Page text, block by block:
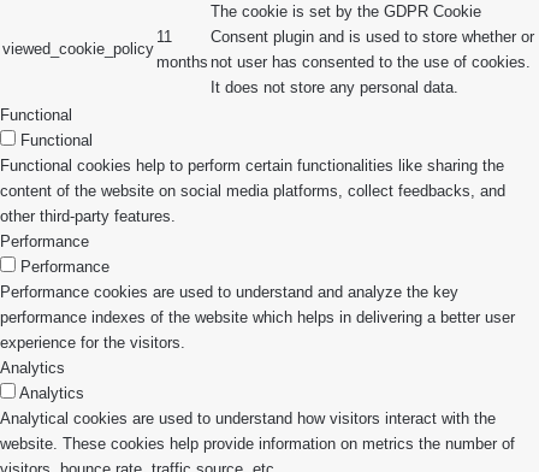
viewed_cookie_policy
11
months
The cookie is set by the GDPR Cookie
Consent plugin and is used to store whether or
not user has consented to the use of cookies.
It does not store any personal data.
Functional
Functional
Functional cookies help to perform certain functionalities like sharing the
content of the website on social media platforms, collect feedbacks, and
other third-party features.
Performance
Performance
Performance cookies are used to understand and analyze the key
performance indexes of the website which helps in delivering a better user
experience for the visitors.
Analytics
Analytics
Analytical cookies are used to understand how visitors interact with the
website. These cookies help provide information on metrics the number of